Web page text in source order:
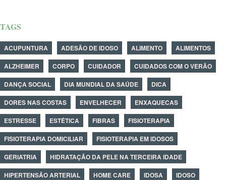
TAGS
ACUPUNTURA ADESÃO DE IDOSO ALIMENTO
ALIMENTOS
ALZHEIMER
CORPO CUIDADOR
CUIDADOS COM O VERÃO
DANÇA SOCIAL
DIA MUNDIAL DA SAÚDE
DICA
DORES NAS COSTAS
ENVELHECER
ENXAQUECAS
ESTRESSE
ESTÉTICA FIBRAS
FISIOTERAPIA
FISIOTERAPIA DOMICILIAR
FISIOTERAPIA EM IDOSOS
GERIATRIA
HIDRATAÇÃO DA PELE NA TERCEIRA IDADE
HIPERTENSÃO ARTERIAL
HOME CARE IDOSA
IDOSO